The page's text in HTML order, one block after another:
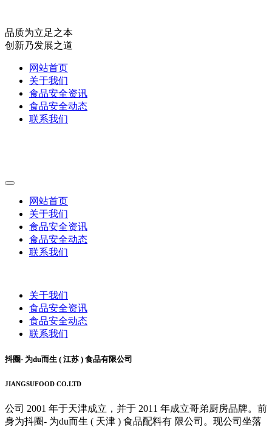
品质为立足之本
创新乃发展之道
网站首页
关于我们
食品安全资讯
食品安全动态
联系我们
网站首页
关于我们
食品安全资讯
食品安全动态
联系我们
关于我们
食品安全资讯
食品安全动态
联系我们
抖圈- 为du而生 ( 江苏 ) 食品有限公司
JIANGSUFOOD CO.LTD
公司 2001 年于天津成立，并于 2011 年成立哥弟厨房品牌。前
身为抖圈- 为du而生 ( 天津 ) 食品配料有 限公司。现公司坐落